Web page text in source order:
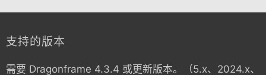
支持的版本
需要 Dragonframe 4.3.4 或更新版本。（5.x、2024.x、